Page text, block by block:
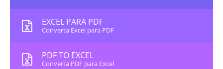
EXCEL PARA PDF
Converta Excel para PDF
PDF TO EXCEL
Converta PDF para Excel